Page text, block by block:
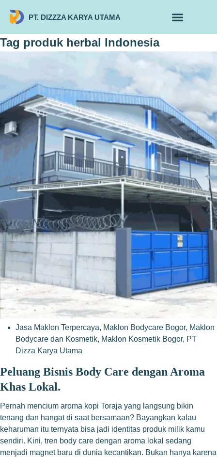
PT. DIZZZA KARYA UTAMA
Tag produk herbal Indonesia
Jasa Maklon Terpercaya, Maklon Bodycare Bogor, Maklon
Bodycare dan Kosmetik, Maklon Kosmetik Bogor, PT
Dizza Karya Utama
Peluang Bisnis Body Care dengan Aroma
Khas Lokal.
Pernah mencium aroma kopi Toraja yang langsung bikin
tenang dan hangat di saat bersamaan? Bayangkan kalau
keharuman itu ternyata bisa jadi identitas produk milik kamu
sendiri. Kini, tren body care dengan aroma lokal sedang
menjadi magnet baru di dunia kecantikan. Bukan hanya karena